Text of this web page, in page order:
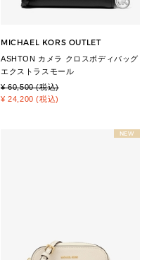
MICHAEL KORS OUTLET
ASHTON カメラ クロスボディバッグ
エクストラスモール
¥ 60,500 (税込)
¥ 24,200 (税込)
NEW